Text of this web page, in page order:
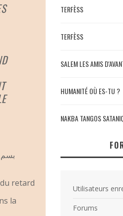
بسم
retard
la
TERFÈSS
TERFÈSS
SALEM LES AMIS
HUMANITÉ OÙ ES-TU ?
NAKBA TANGOS
Utilisateurs
Forums